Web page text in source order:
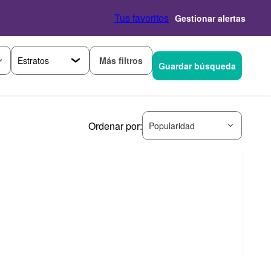
Tus favoritos Gestionar alertas
Más filtros Guardar búsqueda
Ordenar por: Popularidad